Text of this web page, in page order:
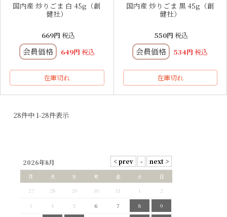
国内産 炒りごま 白 45g（創
健社）
669 税込
会員価格 649 税込
在庫切れ
国内産 炒りごま 黒 45g（創
健社）
550 税込
会員価格 534 税込
在庫切れ
28件中 1-28件表示
2026年8月
月 火 水 木 金 土
日
27
28 29 30 31 1
2
3
4 5 6 7 8
9